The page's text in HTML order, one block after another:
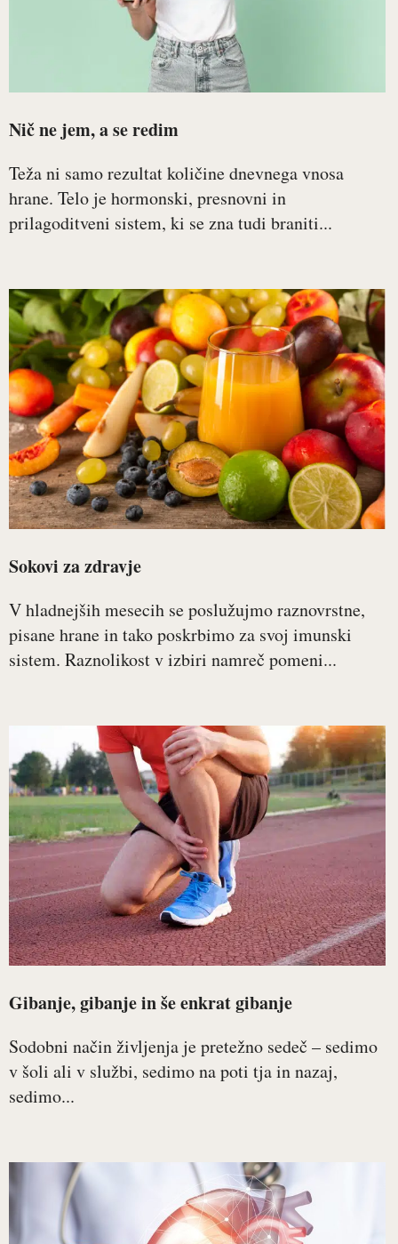
Nič ne jem, a se redim
Teža ni samo rezultat količine dnevnega vnosa
hrane. Telo je hormonski, presnovni in
prilagoditveni sistem, ki se zna tudi braniti...
Sokovi za zdravje
V hladnejših mesecih se poslužujmo raznovrstne,
pisane hrane in tako poskrbimo za svoj imunski
sistem. Raznolikost v izbiri namreč pomeni...
Gibanje, gibanje in še enkrat gibanje
Sodobni način življenja je pretežno sedeč – sedimo
v šoli ali v službi, sedimo na poti tja in nazaj,
sedimo...